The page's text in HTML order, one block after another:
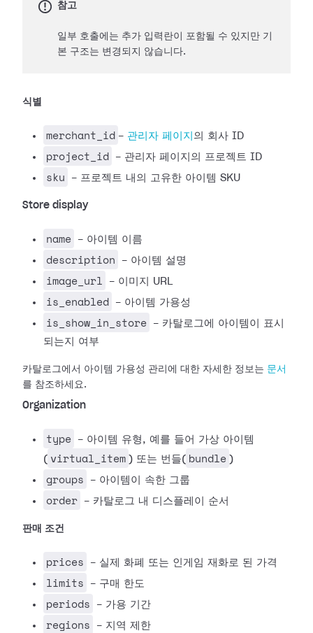
참고
일부 호출에는 추가 입력란이 포함될 수 있지만 기
본 구조는 변경되지 않습니다.
식별
merchant_id - 관리자 페이지 의 회사 ID
project_id - 관리자 페이지의 프로젝트 ID
sku - 프로젝트 내의 고유한 아이템 SKU
Store display
name - 아이템 이름
description - 아이템 설명
image_url - 이미지 URL
is_enabled - 아이템 가용성
is_show_in_store
- 카탈로그에 아이템이 표시
되는지 여부
카탈로그에서 아이템 가용성 관리에 대한 자세한 정보는 문서
를 참조하세요.
Organization
type
- 아이템 유형, 예를 들어 가상 아이템
( virtual_item ) 또는 번들( bundle )
groups - 아이템이 속한 그룹
order - 카탈로그 내 디스플레이 순서
판매 조건
prices - 실제 화폐 또는 인게임 재화로 된 가격
limits - 구매 한도
periods - 가용 기간
regions - 지역 제한